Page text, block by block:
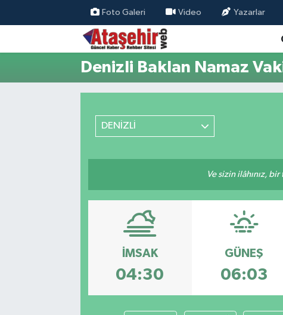
Foto Galeri Video Yazarlar
Denizli Baklan Namaz
DENİZLİ
Ve sizin ilâhınız,
İMSAK
04:30
GÜNEŞ
06:03
Hava Durumu
Trafik Durumu
Tüm Manşetler